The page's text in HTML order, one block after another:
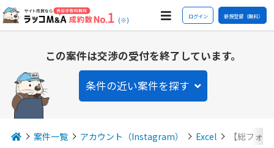
(※) ログイン 新規登録（無料）
この案件は交渉の受付を終了しています。
条件の近い案件を探す
案件一覧 アカウント（Instagram） Excel 【総フォ